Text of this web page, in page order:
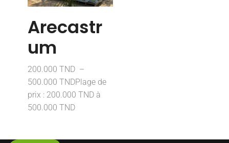
Arecastr
um
200.000 TND –
500.000 TNDPlage de
prix : 200.000 TND à
500.000 TND